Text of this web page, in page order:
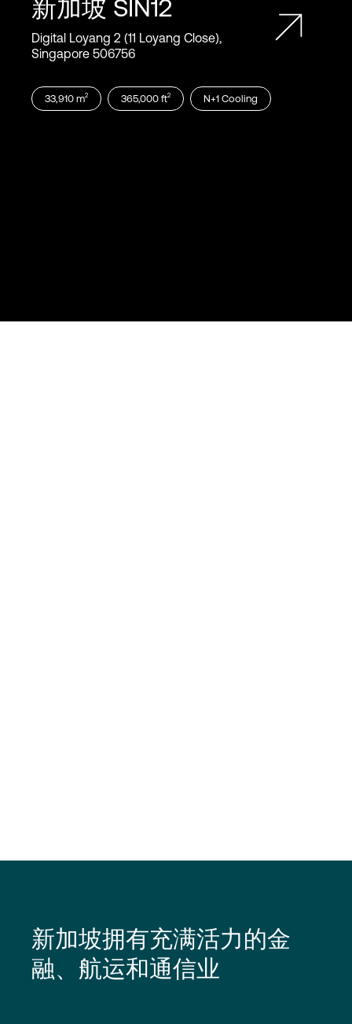
新加坡 SIN12
Digital Loyang 2 (11 Loyang Close),
Singapore 506756
33,910 m2 365,000 ft2 N+1 Cooling
新加坡拥有充满活力的金
融、航运和通信业